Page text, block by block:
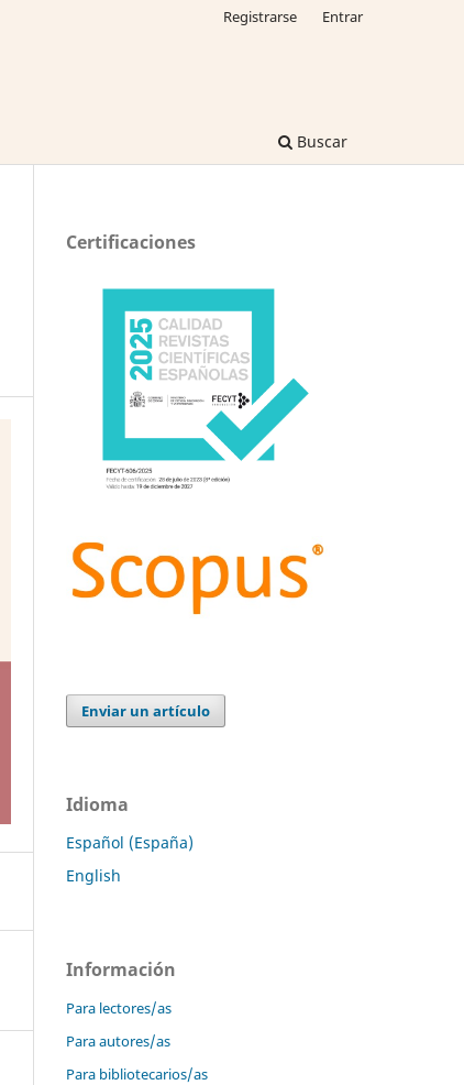
Buscar
Registrarse Entrar
Certificaciones
Enviar un artículo
Idioma
Español (España)
English
Información
Para lectores/as
Para autores/as
Para bibliotecarios/as